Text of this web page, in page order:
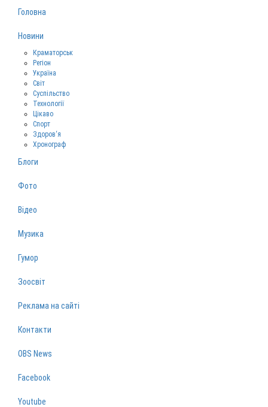
Головна
Новини
Краматорськ
Регіон
Україна
Світ
Суспільство
Технології
Цікаво
Спорт
Здоров‘я
Хронограф
Блоги
Фото
Відео
Музика
Гумор
Зоосвіт
Реклама на сайті
Контакти
OBS News
Facebook
Youtube